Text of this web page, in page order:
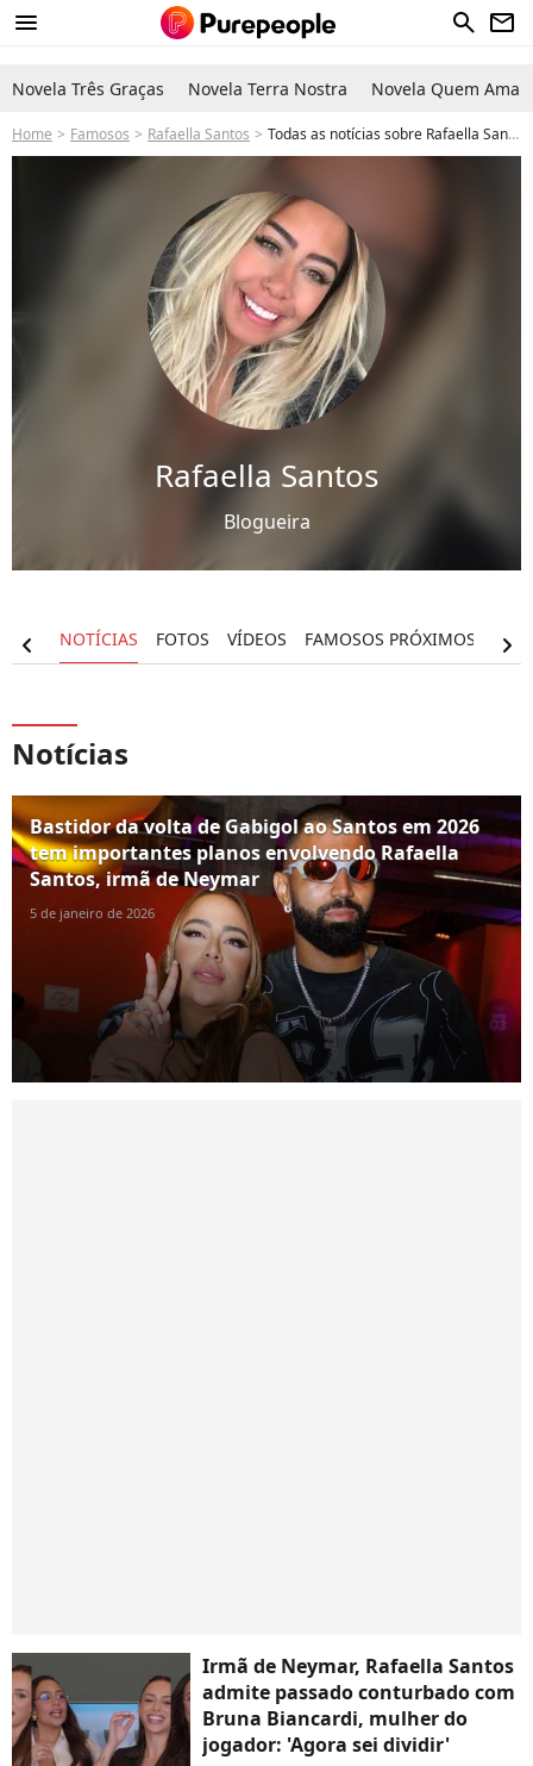
menu search newsletter
Novela Três Graças Novela Terra Nostra Novela Quem Ama
Home Famosos Rafaella Santos Todas as notícias sobre Rafaella Santos
Rafaella Santos
Blogueira
NOTÍCIAS FOTOS VÍDEOS FAMOSOS PRÓXIMOS
chevron_left chevron_right
Notícias
Bastidor da volta de Gabigol ao Santos em 2026
tem importantes planos envolvendo Rafaella
Santos, irmã de Neymar
5 de janeiro de 2026
Irmã de Neymar, Rafaella Santos
admite passado conturbado com
Bruna Biancardi, mulher do
jogador: 'Agora sei dividir'